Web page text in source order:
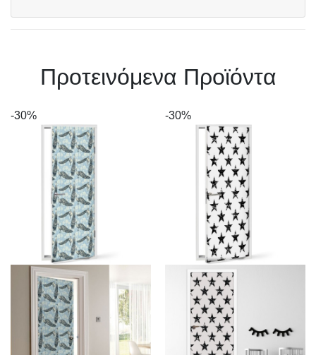
Πρoτεινόμενα Προϊόντα
-30% -30%